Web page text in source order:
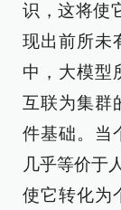
识，这将使
现出前所未
中，大模型
互联为集群
件基础。当
几乎等价于
使它转化为